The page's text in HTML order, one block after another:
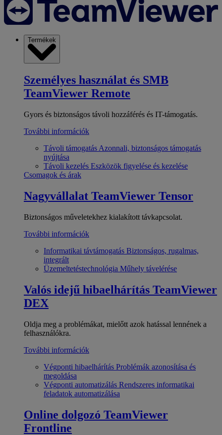
Termékek
Személyes használat és SMB
TeamViewer Remote
Gyors és biztonságos távoli hozzáférés és IT-támogatás.
További információk
Távoli támogatás Azonnali, biztonságos támogatás
nyújtása
Távoli kezelés Eszközök figyelése és kezelése
Csomagok és árak
Nagyvállalat TeamViewer Tensor
Biztonságos műveletekhez kialakított távkapcsolat.
További információk
Informatikai távtámogatás Biztonságos, rugalmas,
integrált
Üzemeltetéstechnológia Műhely távelérése
Valós idejű hibaelhárítás TeamViewer
DEX
Oldja meg a problémákat, mielőtt azok hatással lennének a
felhasználókra.
További információk
Végponti hibaelhárítás Problémák azonosítása és
megoldása
Végponti automatizálás Rendszeres informatikai
feladatok automatizálása
Online dolgozó TeamViewer
Frontline